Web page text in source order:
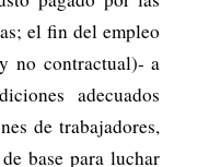
el fin del empleo
no contractual)- a
adecuados
de trabajadores,
base para luchar